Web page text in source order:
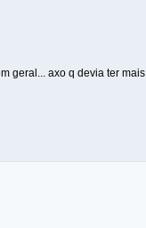
geral... axo q devia ter mais